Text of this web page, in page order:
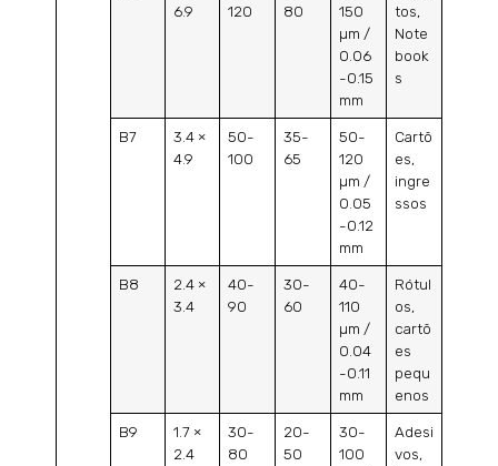
6.9
120
80
150
µm /
0.06
-0.15
mm
tos,
Note
book
s
B7
3.4 ×
4.9
50-
100
35-
65
50-
120
µm /
0.05
-0.12
mm
Cartõ
es,
ingre
ssos
B8
2.4 ×
3.4
40-
90
30-
60
40-
110
µm /
0.04
-0.11
mm
Rótul
os,
cartõ
es
pequ
enos
B9
1.7 ×
2.4
30-
80
20-
50
30-
100
Adesi
vos,